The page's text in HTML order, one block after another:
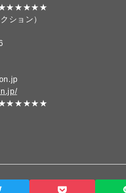
ション）